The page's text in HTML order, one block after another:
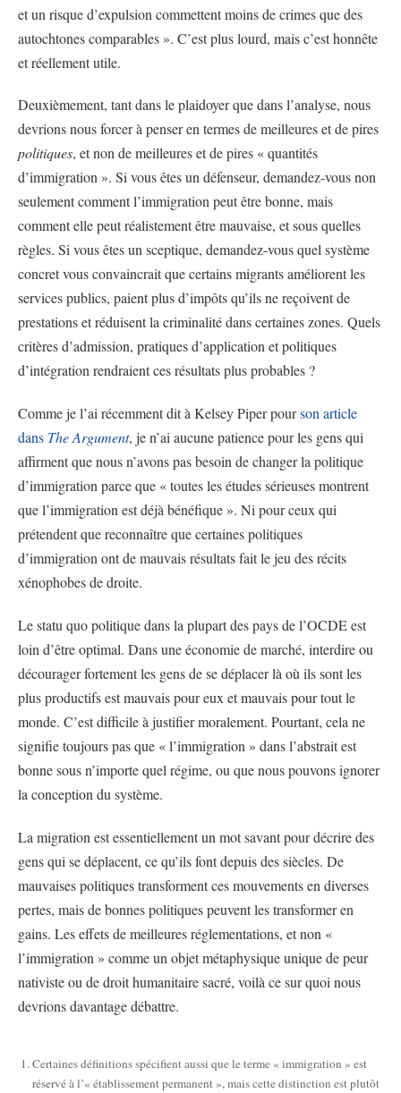
et un risque d’expulsion commettent moins de crimes que des
autochtones comparables ». C’est plus lourd, mais c’est honnête
et réellement utile.
Deuxièmement, tant dans le plaidoyer que dans l’analyse, nous
devrions nous forcer à penser en termes de meilleures et de pires
politiques, et non de meilleures et de pires « quantités
d’immigration ». Si vous êtes un défenseur, demandez-vous non
seulement comment l’immigration peut être bonne, mais
comment elle peut réalistement être mauvaise, et sous quelles
règles. Si vous êtes un sceptique, demandez-vous quel système
concret vous convaincrait que certains migrants améliorent les
services publics, paient plus d’impôts qu’ils ne reçoivent de
prestations et réduisent la criminalité dans certaines zones. Quels
critères d’admission, pratiques d’application et politiques
d’intégration rendraient ces résultats plus probables ?
Comme je l’ai récemment dit à Kelsey Piper pourson article
dans The Argument, je n’ai aucune patience pour les gens qui
affirment que nous n’avons pas besoin de changer la politique
d’immigration parce que « toutes les études sérieuses montrent
que l’immigration est déjà bénéfique ». Ni pour ceux qui
prétendent que reconnaître que certaines politiques
d’immigration ont de mauvais résultats fait le jeu des récits
xénophobes de droite.
Le statu quo politique dans la plupart des pays de l’OCDE est
loin d’être optimal. Dans une économie de marché, interdire ou
décourager fortement les gens de se déplacer là où ils sont les
plus productifs est mauvais pour eux et mauvais pour tout le
monde. C’est difficile à justifier moralement. Pourtant, cela ne
signifie toujours pas que « l’immigration » dans l’abstrait est
bonne sous n’importe quel régime, ou que nous pouvons ignorer
la conception du système.
La migration est essentiellement un mot savant pour décrire des
gens qui se déplacent, ce qu’ils font depuis des siècles. De
mauvaises politiques transforment ces mouvements en diverses
pertes, mais de bonnes politiques peuvent les transformer en
gains. Les effets de meilleures réglementations, et non «
l’immigration » comme un objet métaphysique unique de peur
nativiste ou de droit humanitaire sacré, voilà ce sur quoi nous
devrions davantage débattre.
Certaines définitions spécifient aussi que le terme « immigration » est
réservé à l’« établissement permanent », mais cette distinction est plutôt